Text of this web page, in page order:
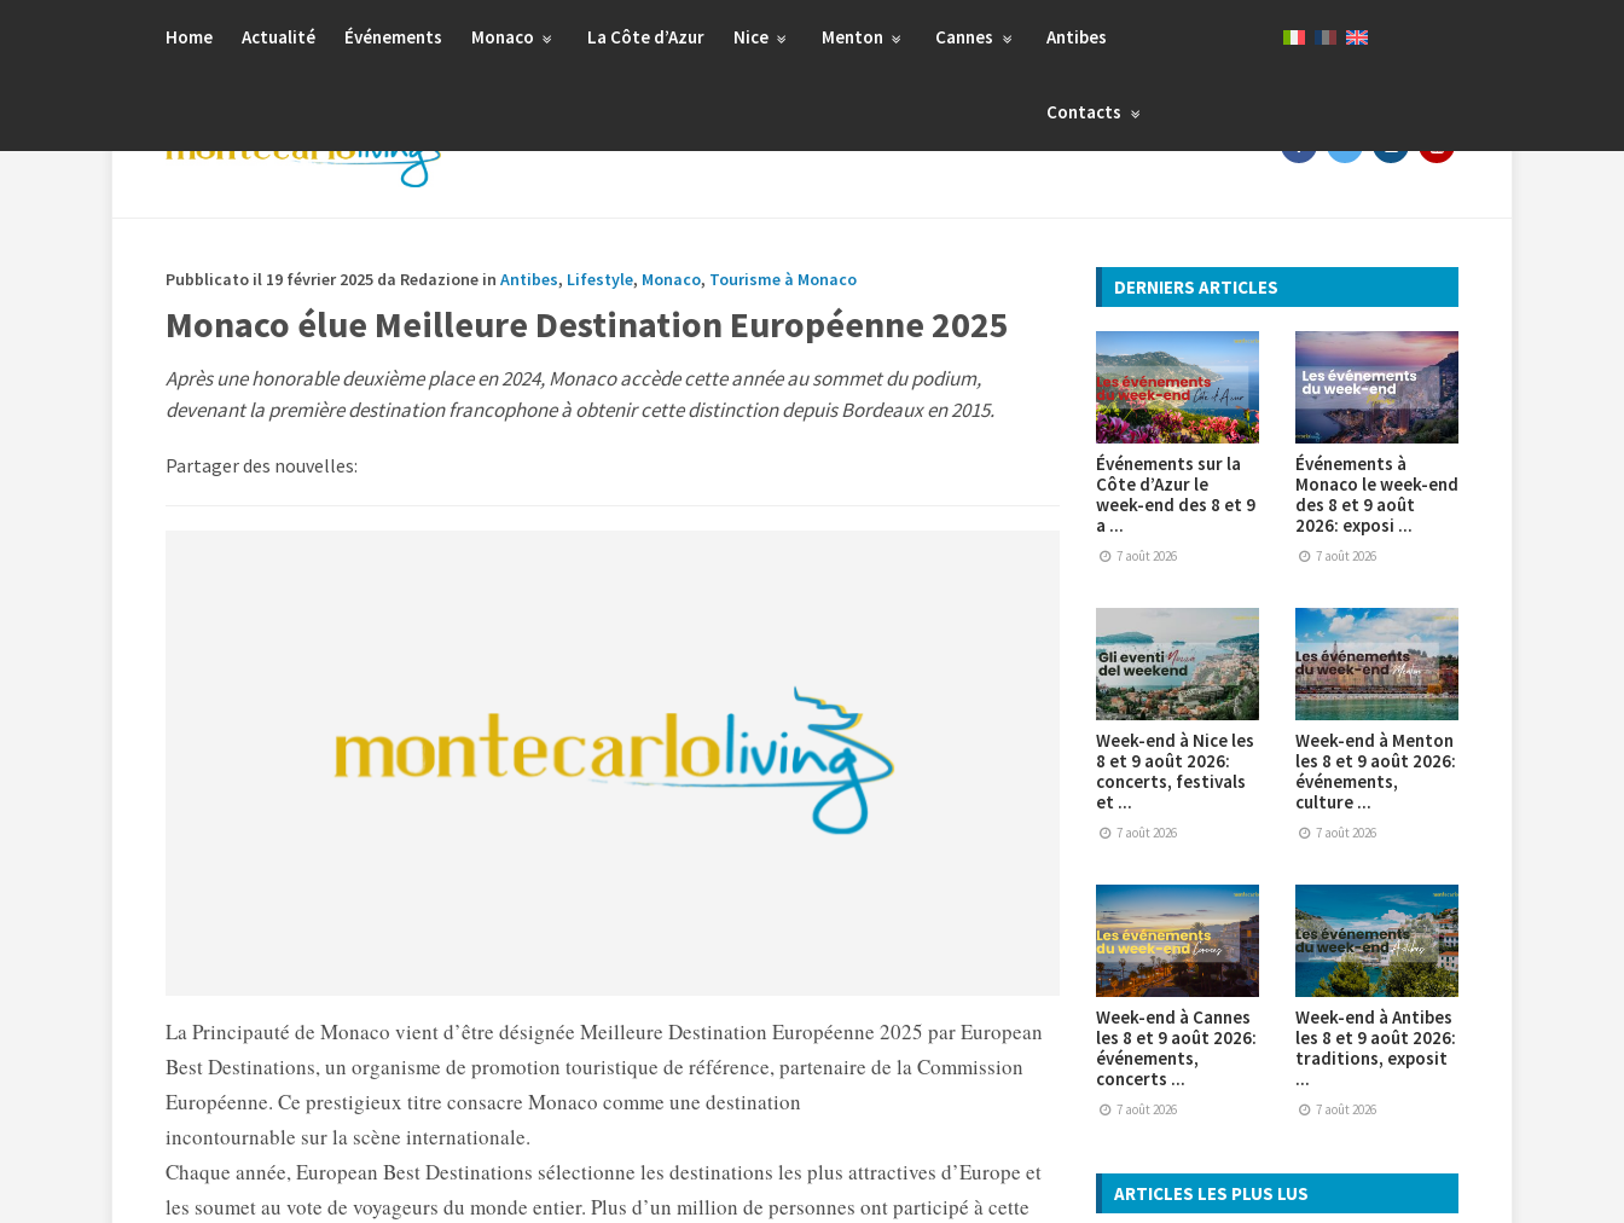
Home Actualité Événements Monaco La Côte d’Azur Nice Menton Cannes Antibes
Contacts
Pubblicato il 19 février 2025 da Redazione in Antibes, Lifestyle, Monaco, Tourisme à Monaco
Monaco élue Meilleure Destination Européenne 2025
Après une honorable deuxième place en 2024, Monaco accède cette année au sommet du podium,
devenant la première destination francophone à obtenir cette distinction depuis Bordeaux en 2015.
Partager des nouvelles:
La Principauté de Monaco vient d’être désignée Meilleure Destination Européenne 2025 par European
Best Destinations, un organisme de promotion touristique de référence, partenaire de la Commission
Européenne. Ce prestigieux titre consacre Monaco comme une destination
incontournable sur la scène internationale.
Chaque année, European Best Destinations sélectionne les destinations les plus attractives d’Europe et
les soumet au vote de voyageurs du monde entier. Plus d’un million de personnes ont participé à cette
DERNIERS ARTICLES
Événements sur la
Côte d’Azur le
week-end des 8 et 9
a ...
7 août 2026
Événements à
Monaco le week-end
des 8 et 9 août
2026: exposi ...
7 août 2026
Week-end à Nice les
8 et 9 août 2026:
concerts, festivals
et ...
7 août 2026
Week-end à Menton
les 8 et 9 août 2026:
événements,
culture ...
7 août 2026
Week-end à Cannes
les 8 et 9 août 2026:
événements,
concerts ...
7 août 2026
Week-end à Antibes
les 8 et 9 août 2026:
traditions, exposit
...
7 août 2026
ARTICLES LES PLUS LUS